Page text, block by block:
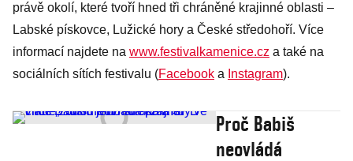
právě okolí, které tvoří hned tři chráněné krajinné oblasti –
Labské pískovce, Lužické hory a České středohoří. Více
informací najdete na www.festivalkamenice.cz a také na
sociálních sítích festivalu (Facebook a Instagram).
Proč Babiš
neovládá